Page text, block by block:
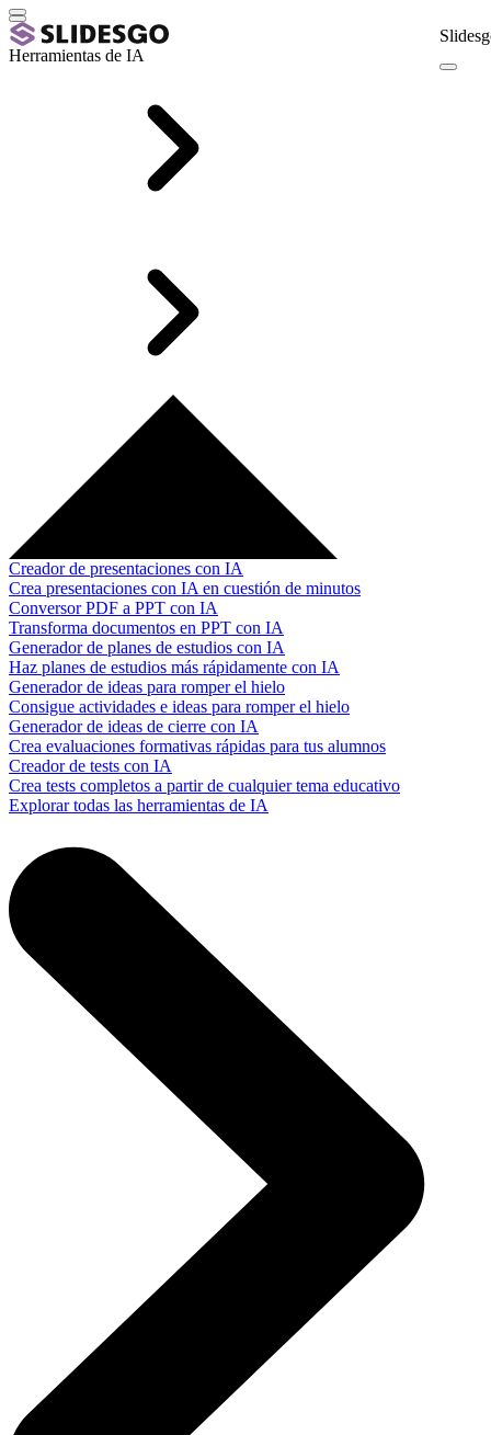
Herramientas de IA
Creador de presentaciones con IA
Crea presentaciones con IA en cuestión de minutos
Conversor PDF a PPT con IA
Transforma documentos en PPT con IA
Generador de planes de estudios con IA
Haz planes de estudios más rápidamente con IA
Generador de ideas para romper el hielo
Consigue actividades e ideas para romper el hielo
Generador de ideas de cierre con IA
Crea evaluaciones formativas rápidas para tus alumnos
Creador de tests con IA
Crea tests completos a partir de cualquier tema educativo
Explorar todas las herramientas de IA